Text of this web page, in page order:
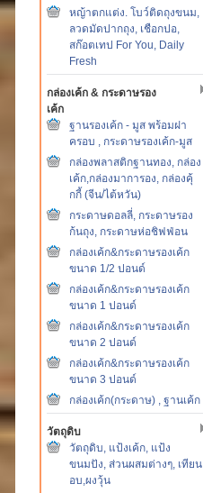
หญ้าตกแต่ง. โบว์ติดถุงขนม,
ลวดมัดปากถุง, เชือกปอ,
สก๊อตเทป For You, Daily
Fresh
กล่องเค้ก & กระดาษรอง
เค้ก
ฐานรองเค้ก - มูส พร้อมฝา
ครอบ , กระดาษรองเค้ก-มูส
กล่องพลาสติกฐานทอง, กล่อง
เค้ก,กล่องมาการอง, กล่องคุ้
กกี้ (จีน/ไต้หวัน)
กระดาษดอลลี่, กระดาษรอง
ก้นถุง, กระดาษห่อชิฟฟ่อน
กล่องเค้ก&กระดาษรองเค้ก
ขนาด 1/2 ปอนด์
กล่องเค้ก&กระดาษรองเค้ก
ขนาด 1 ปอนด์
กล่องเค้ก&กระดาษรองเค้ก
ขนาด 2 ปอนด์
กล่องเค้ก&กระดาษรองเค้ก
ขนาด 3 ปอนด์
กล่องเค้ก(กระดาษ) , ฐานเค้ก
วัตถุดิบ
วัตถุดิบ, แป้งเค้ก, แป้ง
ขนมปัง, ส่วนผสมต่างๆ, เทียน
อบ,ผงวุ้น